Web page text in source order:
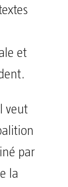
et
veut
par
la